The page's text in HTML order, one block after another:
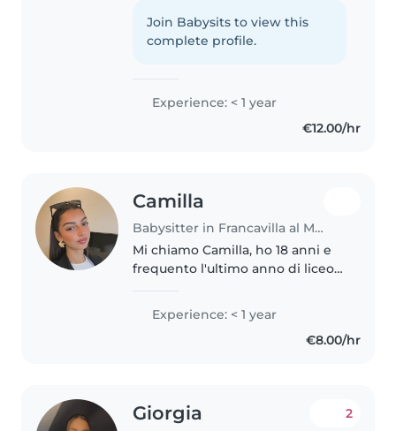
cura dei più piccoli. Ho una
passione per la lingua, la musica
Join Babysits to view this
complete profile.
Experience: < 1 year
€12.00/hr
Camilla
Babysitter in Francavilla al Mare
Mi chiamo Camilla, ho 18 anni e
frequento l'ultimo anno di liceo
prima esperienza lavorativa,
adoro i bambini, sono una
Experience: < 1 year
€8.00/hr
Giorgia 2